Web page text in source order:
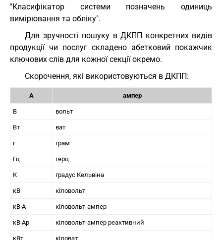
"Класифікатор системи позначень одиниць
вимірювання та обліку".
Для зручності пошуку в ДКПП конкретних видів
продукції чи послуг складено абетковий покажчик
ключових слів для кожної секції окремо.
Скорочення, які використовуються в ДКПП:
А ампер
В вольт
Вт ват
г грам
Гц герц
К градус Кельвіна
кВ кіловольт
кВ·А кіловольт-ампер
кВ·Ар кіловольт-ампер реактивний
кВт кіловат